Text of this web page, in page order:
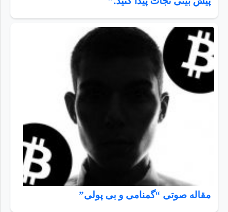
مقاله صوتی “گمنامی و بی پولی”